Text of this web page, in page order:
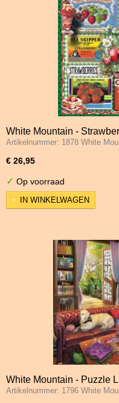
White Mountain -
Artikelnummer: 1878 White
€ 26,95
✓ Op voorraad
IN WINKELWAGEN
White Mountain - Puzzle
Artikelnummer: 1796 White